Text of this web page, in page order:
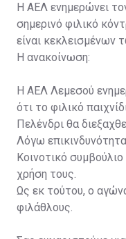
Η ΑΕΛ ενημερώνει
σημερινό φιλικό
είναι κεκλεισμένων
Η ανακοίνωση:
Η ΑΕΛ Λεμεσού
ότι το φιλικό
Πελένδρι θα
Λόγω
Κοινοτικό
χρήση τους.
Ως εκ τούτου, ο
φιλάθλους.